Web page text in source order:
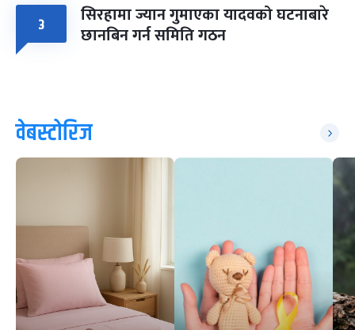
३ सिरहामा ज्यान गुमाएका यादवको घटनाबारे
छानबिन गर्न समिति गठन
वेबस्टोरिज